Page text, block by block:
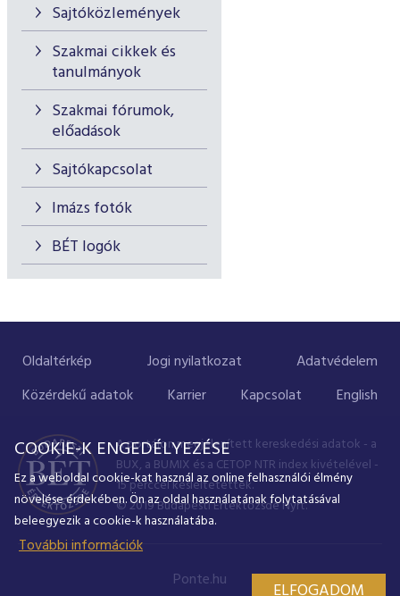
Sajtóközlemények
Szakmai cikkek és
tanulmányok
Szakmai fórumok,
előadások
Sajtókapcsolat
Imázs fotók
BÉT logók
Oldaltérkép Jogi nyilatkozat
Adatvédelem
Közérdekű adatok
Karrier Kapcsolat English
A portálon megjelenített kereskedési adatok - a
BUX, a BUMIX és a CETOP NTR index kivételével -
15 perccel késleltetettek.
© 2019 Budapesti Értéktőzsde Nyrt.
Ponte.hu
COOKIE-K ENGEDÉLYEZÉSE
Ez a weboldal cookie-kat használ az online felhasználói élmény
növelése érdekében. Ön az oldal használatának folytatásával
beleegyezik a cookie-k használatába.
További információk
ELFOGADOM